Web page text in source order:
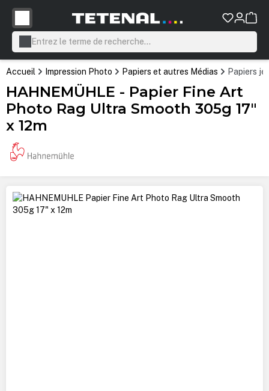
principal
Accueil Impression Photo Papiers et autres Médias Papiers
HAHNEMÜHLE - Papier Fine Art
Photo Rag Ultra Smooth 305g 17"
x 12m
Ignorer la galerie d'images